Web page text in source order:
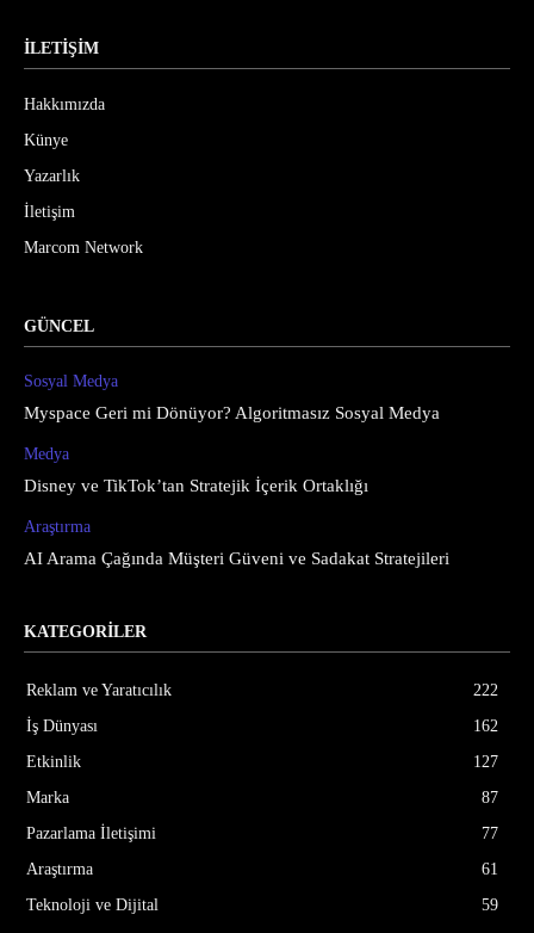
İLETİŞİM
Hakkımızda
Künye
Yazarlık
İletişim
Marcom Network
GÜNCEL
Sosyal Medya
Myspace Geri mi Dönüyor? Algoritmasız Sosyal Medya
Medya
Disney ve TikTok’tan Stratejik İçerik Ortaklığı
Araştırma
AI Arama Çağında Müşteri Güveni ve Sadakat Stratejileri
KATEGORİLER
Reklam ve Yaratıcılık
222
İş Dünyası
162
Etkinlik
127
Marka
87
Pazarlama İletişimi
77
Araştırma
61
Teknoloji ve Dijital
59